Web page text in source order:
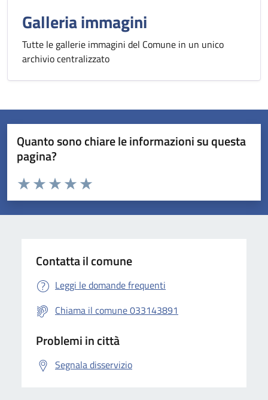
Galleria immagini
Tutte le gallerie immagini del Comune in un unico
archivio centralizzato
Quanto sono chiare le informazioni su questa
pagina?
Valuta da 1 a 5 stelle la pagina
Valuta 5 stelle su 5
Valuta 4 stelle su 5
Valuta 3 stelle su 5
Valuta 2 stelle su 5
Valuta 1 stelle su 5
Contatta il comune
Leggi le domande frequenti
Chiama il comune 033143891
Problemi in città
Segnala disservizio